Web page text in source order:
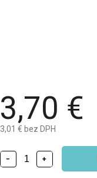
3,70 €
3,01 € bez DPH
+
−